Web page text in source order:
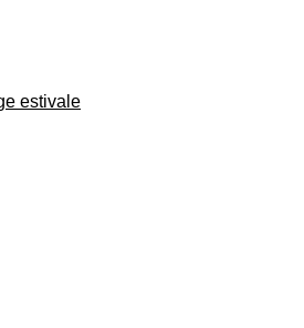
estivale